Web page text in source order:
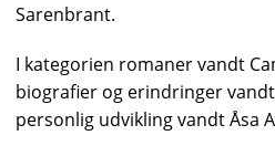
Sarenbrant.
I kategorien romaner vandt
biografier og erindringer
personlig udvikling vandt Åsa